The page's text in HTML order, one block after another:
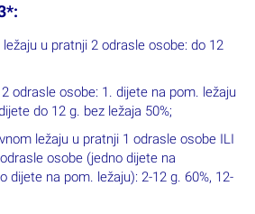
u pratnji 2 odrasle osobe: do 12
odrasle osobe: 1. dijete na pom. ležaju
do 12 g. bez ležaja 50%;
ležaju u pratnji 1 odrasle osobe ILI
osobe (jedno dijete na
dijete na pom. ležaju): 2-12 g. 60%, 12-